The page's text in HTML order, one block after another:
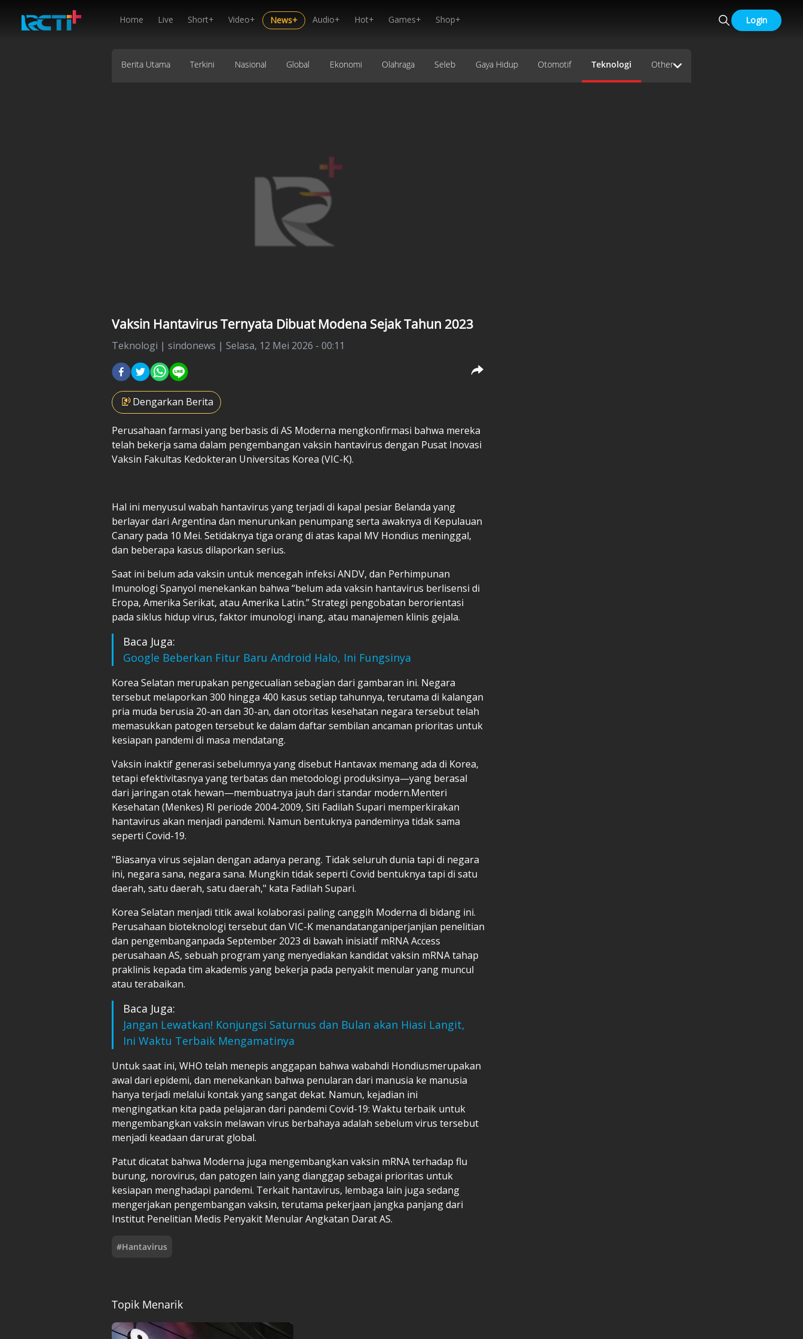
Home Live Short+ Video+ News+ Audio+ Hot+ Games+ Shop+ Login
Berita Utama Terkini Nasional Global Ekonomi Olahraga Seleb Gaya Hidup Otomotif Teknologi Other
Vaksin Hantavirus Ternyata Dibuat Modena Sejak Tahun 2023
Teknologi | sindonews | Selasa, 12 Mei 2026 - 00:11
Dengarkan Berita
Perusahaan farmasi yang berbasis di AS Moderna mengkonfirmasi bahwa mereka
telah bekerja sama dalam pengembangan vaksin hantavirus dengan Pusat Inovasi
Vaksin Fakultas Kedokteran Universitas Korea (VIC-K).
Hal ini menyusul wabah hantavirus yang terjadi di kapal pesiar Belanda yang
berlayar dari Argentina dan menurunkan penumpang serta awaknya di Kepulauan
Canary pada 10 Mei. Setidaknya tiga orang di atas kapal MV Hondius meninggal,
dan beberapa kasus dilaporkan serius.
Saat ini belum ada vaksin untuk mencegah infeksi ANDV, dan Perhimpunan
Imunologi Spanyol menekankan bahwa “belum ada vaksin hantavirus berlisensi di
Eropa, Amerika Serikat, atau Amerika Latin.” Strategi pengobatan berorientasi
pada siklus hidup virus, faktor imunologi inang, atau manajemen klinis gejala.
Baca Juga:
Google Beberkan Fitur Baru Android Halo, Ini Fungsinya
Korea Selatan merupakan pengecualian sebagian dari gambaran ini. Negara
tersebut melaporkan 300 hingga 400 kasus setiap tahunnya, terutama di kalangan
pria muda berusia 20-an dan 30-an, dan otoritas kesehatan negara tersebut telah
memasukkan patogen tersebut ke dalam daftar sembilan ancaman prioritas untuk
kesiapan pandemi di masa mendatang.
Vaksin inaktif generasi sebelumnya yang disebut Hantavax memang ada di Korea,
tetapi efektivitasnya yang terbatas dan metodologi produksinya—yang berasal
dari jaringan otak hewan—membuatnya jauh dari standar modern.Menteri
Kesehatan (Menkes) RI periode 2004-2009, Siti Fadilah Supari memperkirakan
hantavirus akan menjadi pandemi. Namun bentuknya pandeminya tidak sama
seperti Covid-19.
"Biasanya virus sejalan dengan adanya perang. Tidak seluruh dunia tapi di negara
ini, negara sana, negara sana. Mungkin tidak seperti Covid bentuknya tapi di satu
daerah, satu daerah, satu daerah," kata Fadilah Supari.
Korea Selatan menjadi titik awal kolaborasi paling canggih Moderna di bidang ini.
Perusahaan bioteknologi tersebut dan VIC-K menandatanganiperjanjian penelitian
dan pengembanganpada September 2023 di bawah inisiatif mRNA Access
perusahaan AS, sebuah program yang menyediakan kandidat vaksin mRNA tahap
praklinis kepada tim akademis yang bekerja pada penyakit menular yang muncul
atau terabaikan.
Baca Juga:
Jangan Lewatkan! Konjungsi Saturnus dan Bulan akan Hiasi Langit,
Ini Waktu Terbaik Mengamatinya
Untuk saat ini, WHO telah menepis anggapan bahwa wabahdi Hondiusmerupakan
awal dari epidemi, dan menekankan bahwa penularan dari manusia ke manusia
hanya terjadi melalui kontak yang sangat dekat. Namun, kejadian ini
mengingatkan kita pada pelajaran dari pandemi Covid-19: Waktu terbaik untuk
mengembangkan vaksin melawan virus berbahaya adalah sebelum virus tersebut
menjadi keadaan darurat global.
Patut dicatat bahwa Moderna juga mengembangkan vaksin mRNA terhadap flu
burung, norovirus, dan patogen lain yang dianggap sebagai prioritas untuk
kesiapan menghadapi pandemi. Terkait hantavirus, lembaga lain juga sedang
mengerjakan pengembangan vaksin, terutama pekerjaan jangka panjang dari
Institut Penelitian Medis Penyakit Menular Angkatan Darat AS.
#Hantavirus
Topik Menarik